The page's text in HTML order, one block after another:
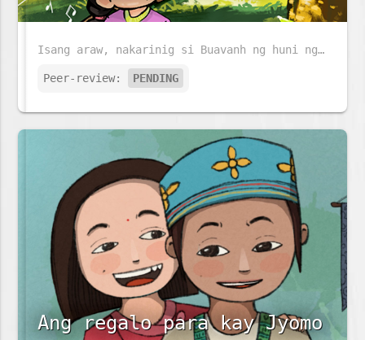
Isang araw, nakarinig si Buavanh ng huni ng ibon dahil nahulog ito mula sa pugad. Ano ang gagawin niya sa maliit na ibon?
Peer-review: PENDING
Ang regalo para kay Jyomo